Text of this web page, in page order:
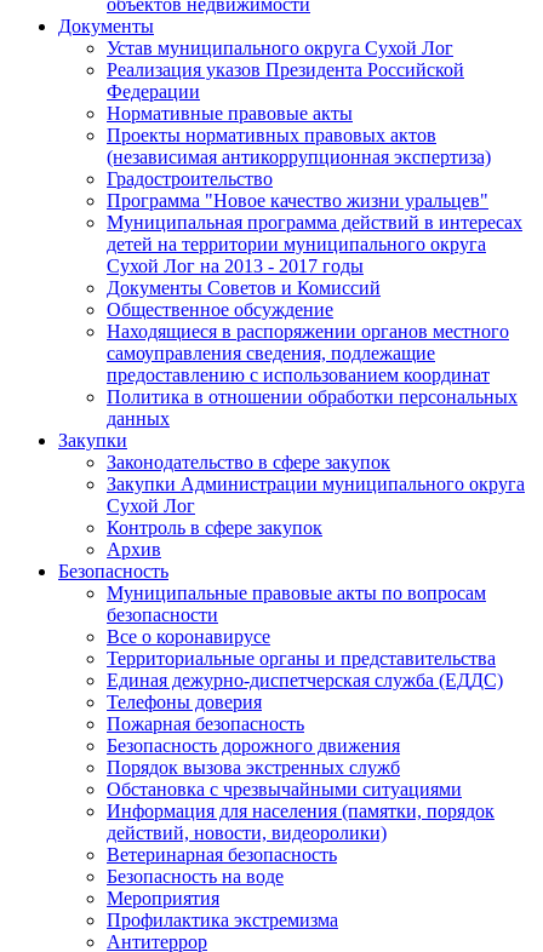
объектов недвижимости
Документы
Устав муниципального округа Сухой Лог
Реализация указов Президента Российской
Федерации
Нормативные правовые акты
Проекты нормативных правовых актов
(независимая антикоррупционная экспертиза)
Градостроительство
Программа "Новое качество жизни уральцев"
Муниципальная программа действий в интересах
детей на территории муниципального округа
Сухой Лог на 2013 - 2017 годы
Документы Советов и Комиссий
Общественное обсуждение
Находящиеся в распоряжении органов местного
самоуправления сведения, подлежащие
предоставлению с использованием координат
Политика в отношении обработки персональных
данных
Закупки
Законодательство в сфере закупок
Закупки Администрации муниципального округа
Сухой Лог
Контроль в сфере закупок
Архив
Безопасность
Муниципальные правовые акты по вопросам
безопасности
Все о коронавирусе
Территориальные органы и представительства
Единая дежурно-диспетчерская служба (ЕДДС)
Телефоны доверия
Пожарная безопасность
Безопасность дорожного движения
Порядок вызова экстренных служб
Обстановка с чрезвычайными ситуациями
Информация для населения (памятки, порядок
действий, новости, видеоролики)
Ветеринарная безопасность
Безопасность на воде
Мероприятия
Профилактика экстремизма
Антитеррор